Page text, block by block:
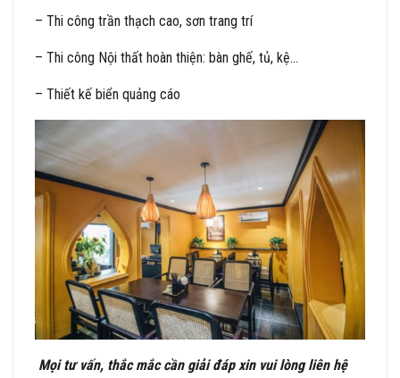
– Thi công trần thạch cao, sơn trang trí
– Thi công Nội thất hoàn thiện: bàn ghế, tủ, kệ…
– Thiết kế biển quảng cáo
Mọi tư vấn, thắc mắc cần giải đáp xin vui lòng liên hệ